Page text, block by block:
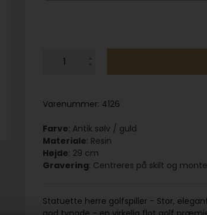
Varenummer: 4126
Farve: Antik sølv / guld
Materiale: Resin
Højde: 29 cm
Gravering: Centreres på skilt og
Statuette herre golfspiller - Stor,